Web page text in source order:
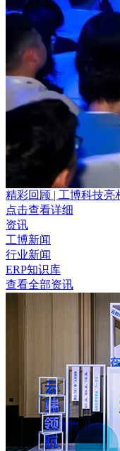
精彩回顾 | 工博科技亮
点击查看详细
资讯
工博新闻
行业新闻
ERP知识库
查看全部资讯